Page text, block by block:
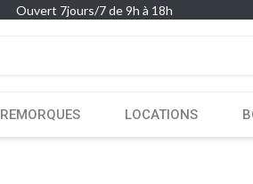
Ouvert 7jours/7 de 9h à 18h
REMORQUES LOCATIONS